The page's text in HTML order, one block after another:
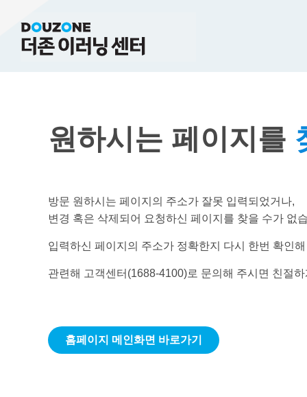
원하시는 페이지를
방문 원하시는 페이지의 주소가 잘못 입력되었거나,
변경 혹은 삭제되어 요청하신 페이지를 찾을 수가 없
입력하신 페이지의 주소가 정확한지 다시 한번 확인
관련해 고객센터(1688-4100)로 문의해 주시면 친절
홈페이지 메인화면 바로가기